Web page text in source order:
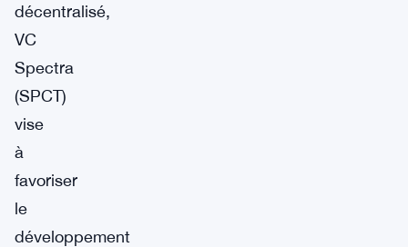
décentralisé,
VC
Spectra
(SPCT)
vise
à
favoriser
le
développement